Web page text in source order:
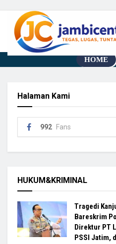
HOME
Halaman Kami
992 Fans
HUKUM&KRIMINAL
Tragedi
Bareskrim
Direktur PT
PSSI Jatim,